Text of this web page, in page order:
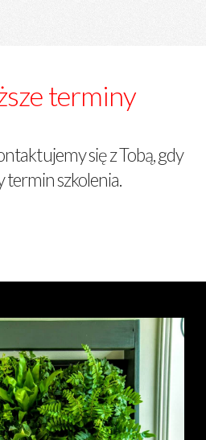
terminy
się z Tobą, gdy
termin szkolenia.